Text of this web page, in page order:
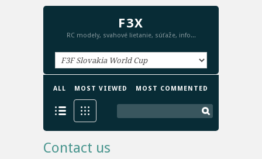
F3X
RC modely, svahové lietanie, súťaže, info...
ALL MOST VIEWED MOST COMMENTED
Contact us